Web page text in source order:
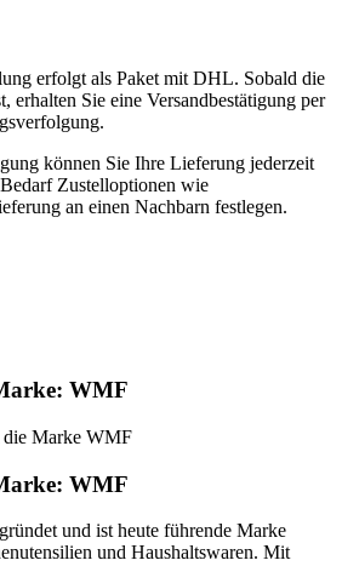
erfolgt als Paket mit DHL. Sobald die
erhalten Sie eine Versandbestätigung per
können Sie Ihre Lieferung jederzeit
Zustelloptionen wie
an einen Nachbarn festlegen.
WMF
WMF
und ist heute führende Marke
und Haushaltswaren. Mit